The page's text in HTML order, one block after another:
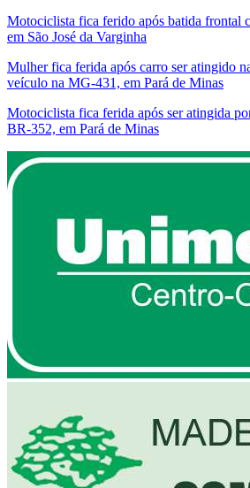
Motociclista fica ferido após batida frontal
em São José da Varginha
Mulher fica ferida após carro ser atingido
veículo na MG-431, em Pará de Minas
Motociclista fica ferida após ser atingida
BR-352, em Pará de Minas